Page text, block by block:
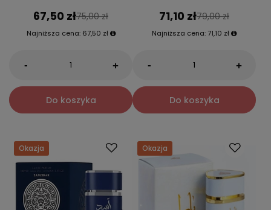
67,50 zł75,00 zł
Najniższa cena: 67,50 zł
- +
Do koszyka
71,10 zł79,00 zł
Najniższa cena: 71,10 zł
- +
Do koszyka
Okazja Okazja